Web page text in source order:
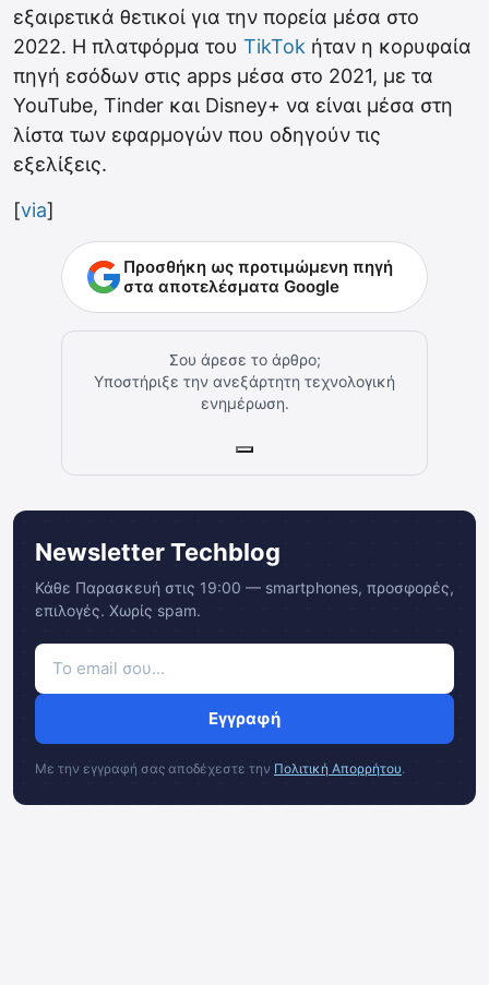
εξαιρετικά θετικοί για την πορεία μέσα στο
2022. Η πλατφόρμα του TikTok ήταν η κορυφαία
πηγή εσόδων στις apps μέσα στο 2021, με τα
YouTube, Tinder και Disney+ να είναι μέσα στη
λίστα των εφαρμογών που οδηγούν τις
εξελίξεις.
[via]
Προσθήκη ως προτιμώμενη πηγή
στα αποτελέσματα Google
Σου άρεσε το άρθρο;
Υποστήριξε την ανεξάρτητη τεχνολογική
ενημέρωση.
Newsletter Techblog
Κάθε Παρασκευή στις 19:00 — smartphones, προσφορές,
επιλογές. Χωρίς spam.
Εγγραφή
Με την εγγραφή σας αποδέχεστε την Πολιτική Απορρήτου.